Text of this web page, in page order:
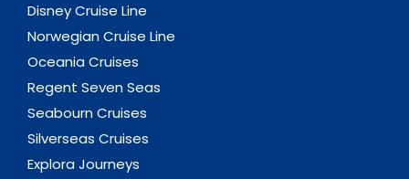
Disney Cruise Line
Norwegian Cruise Line
Oceania Cruises
Regent Seven Seas
Seabourn Cruises
Silverseas Cruises
Explora Journeys